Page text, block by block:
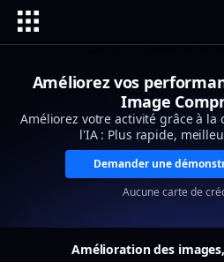
Améliorez vos
Image
Améliorez votre activité grâce à
l'IA : Plus rapide,
Demander une
Aucune carte de
Amélioration des